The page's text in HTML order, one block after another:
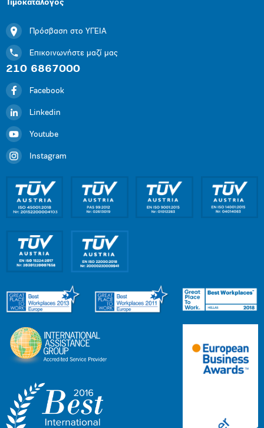
Τιμοκατάλογος
Πρόσβαση στο ΥΓΕΙΑ
Επικοινωνήστε μαζί μας
210 6867000
Facebook
Linkedin
Youtube
Instagram